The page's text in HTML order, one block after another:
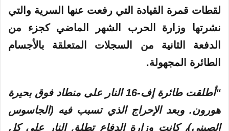
لقطات قمرة القيادة التي رفعت عنها السرية والتي
نشرتها وزارة الحرب الشهر الماضي كجزء من
الدفعة الثانية من السجلات المتعلقة بالأجسام
الطائرة المجهولة.
“أطلقت طائرة إف-16 النار على منطاد فوق بحيرة
هورون. وبعد الإحراج الذي تسبب فيه (الجاسوس
الصيني)، كانت وزارة الدفاع تطلق النار على كل